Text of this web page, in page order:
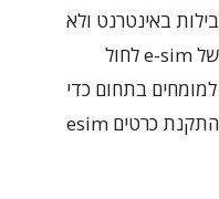
באינטרנט ולא
באמצעות הכבלים או צלחות הלוויין, כך יותר ויותר יעברו להשתמש בכלי המאוד נוח של e-sim לחול
בתחום כדי
שיסייעו לכם לבחור את חבילת הגלישה המתאימה ביותר וגם יסייעו לכם בכל הקשור להתקנת כרטים esim